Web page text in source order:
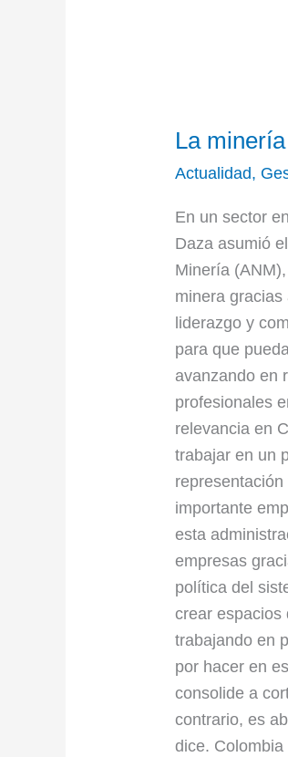
La
Actualidad,
En un sector
Daza asumió
Minería
minera
liderazgo y
para que
avanzando en
profesionales
relevancia en
trabajar en un
importante
esta
empresas
política del
crear espacios
trabajando en
por hacer en
consolide a
contrario, es
dice.
minería
le
espacio
a
la
mujer